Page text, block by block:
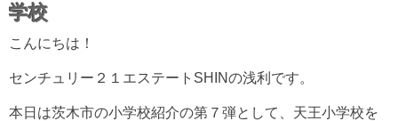
学校
こんにちは！
センチュリー２１エステートSHINの浅利です。
本日は茨木市の小学校紹介の第７弾として、天王小学校を